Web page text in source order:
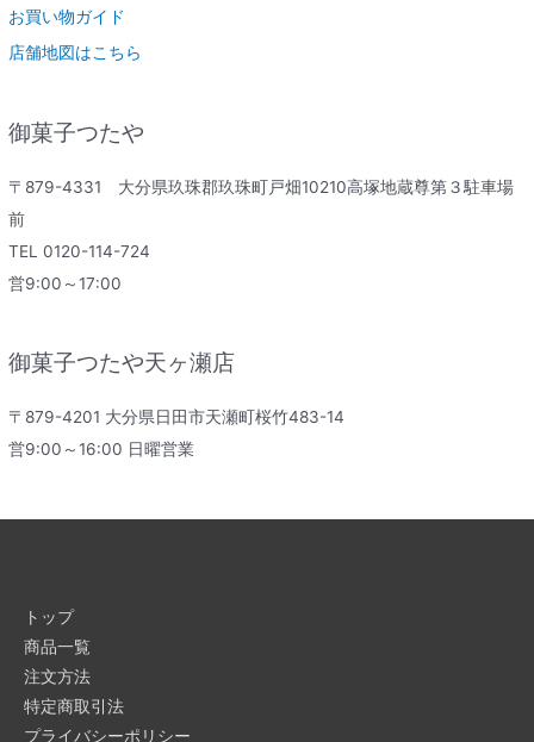
お買い物ガイド
店舗地図はこちら
御菓子つたや
〒879-4331 大分県玖珠郡玖珠町戸畑10210高塚地蔵尊第３駐車場
前
TEL 0120-114-724
営9:00～17:00
御菓子つたや天ヶ瀬店
〒879-4201 大分県日田市天瀬町桜竹483-14
営9:00～16:00 日曜営業
トップ
商品一覧
注文方法
特定商取引法
プライバシーポリシー